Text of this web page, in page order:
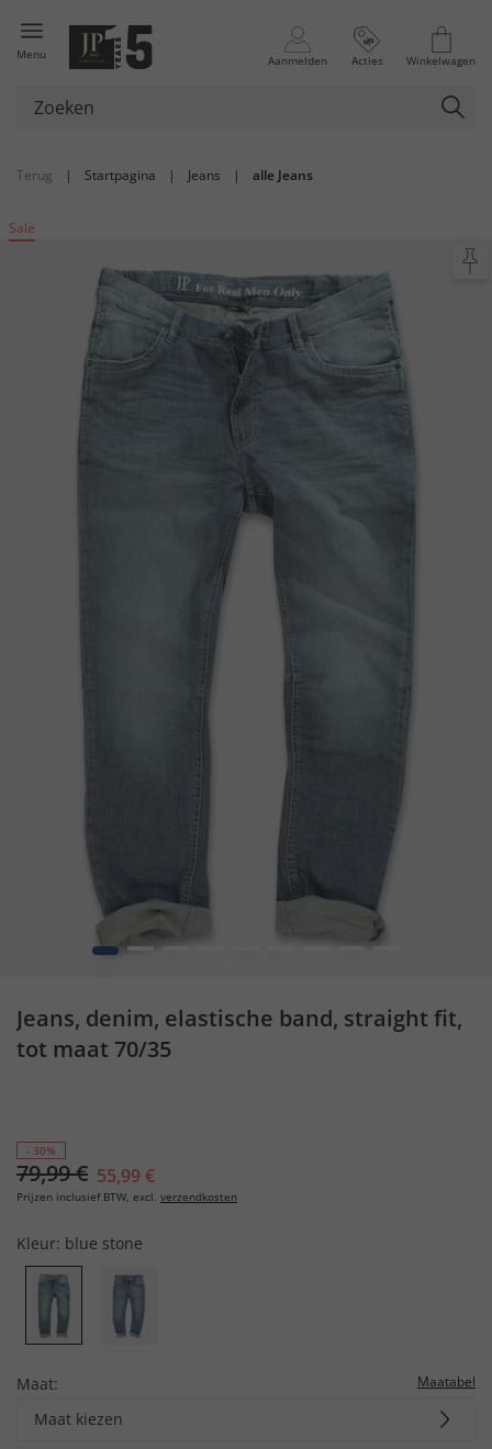
Menu Aanmelden Acties Winkelwagen
Terug | Startpagina | Jeans | alle Jeans
Sale
1
Jeans, denim, elastische band, straight fit,
tot maat 70/35
- 30%
79,99 € 55,99 €
Prijzen inclusief BTW, excl. verzendkosten
Kleur: blue stone
Maat: Maatabel
Maat kiezen